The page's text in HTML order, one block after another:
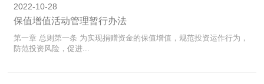
2022-10-28
保值增值活动管理暂行办法
第一章 总则第一条 为实现捐赠资金的保值增值，规范投资运作行为，
防范投资风险，促进...